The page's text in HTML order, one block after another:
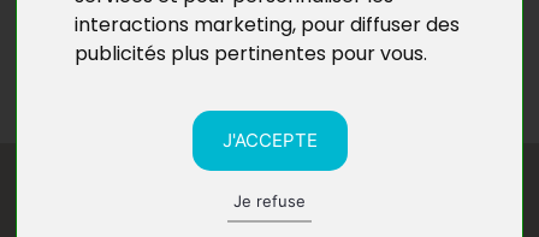
interactions marketing, pour diffuser des
publicités plus pertinentes pour vous.
J'ACCEPTE
Je refuse
formation en marketing commercial, voyageant à
travers l’Afrique et l’Europe. Marié et père de famille, il
est à présent chef d’entreprise et vit entre son Togo